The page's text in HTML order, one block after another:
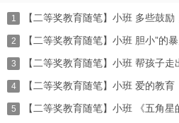
1
【二等奖教育随笔】小班 多些鼓励
2
【二等奖教育随笔】小班 胆小”的
3
【二等奖教育随笔】小班 帮孩子走
4
【二等奖教育随笔】小班 爱的教育
5 【二等奖教育随笔】小班 《五角星